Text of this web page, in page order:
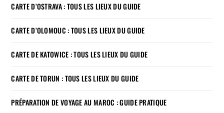
CARTE D’OSTRAVA : TOUS LES LIEUX DU GUIDE
CARTE D’OLOMOUC : TOUS LES LIEUX DU GUIDE
CARTE DE KATOWICE : TOUS LES LIEUX DU GUIDE
CARTE DE TORUN : TOUS LES LIEUX DU GUIDE
PRÉPARATION DE VOYAGE AU MAROC : GUIDE PRATIQUE